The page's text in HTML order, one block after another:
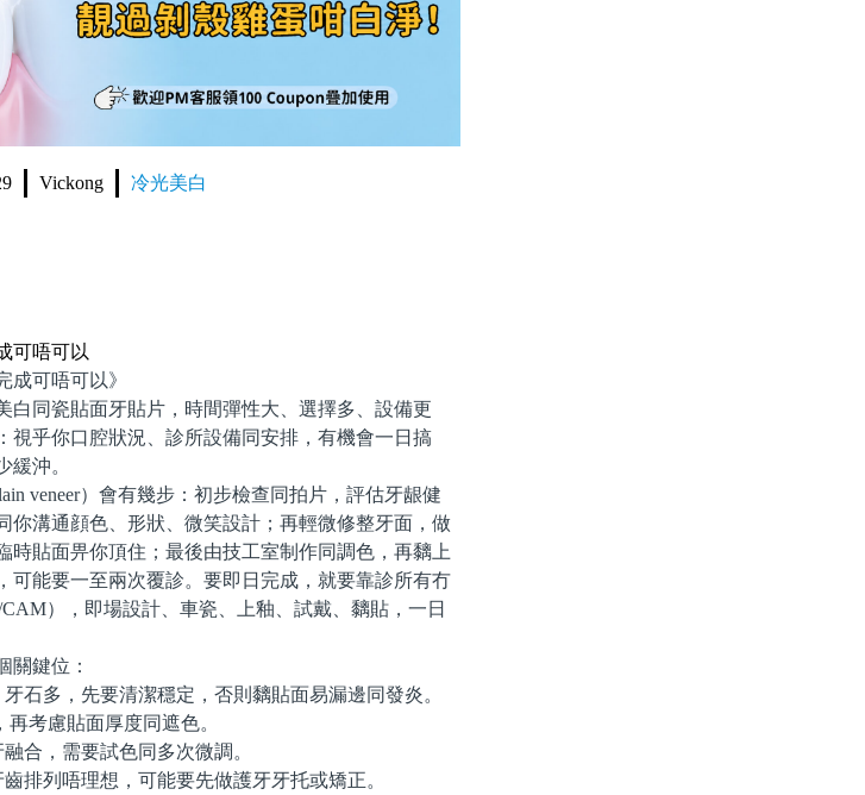
Vickong 冷光美白
可唔可以
可唔可以》
同瓷貼面牙貼片，時間彈性大、選擇多、設備更
視乎你口腔狀況、診所設備同安排，有機會一日搞
緩沖。
veneer）會有幾步：初步檢查同拍片，評估牙龈健
你溝通顔色、形狀、微笑設計；再輕微修整牙面，做
時貼面畀你頂住；最後由技工室制作同調色，再黐上
可能要一至兩次覆診。要即日完成，就要靠診所有冇
），即場設計、車瓷、上釉、試戴、黐貼，一日
鍵位：
多，先要清潔穩定，否則黐貼面易漏邊同發炎。
考慮貼面厚度同遮色。
，需要試色同多次微調。
列唔理想，可能要先做護牙牙托或矯正。